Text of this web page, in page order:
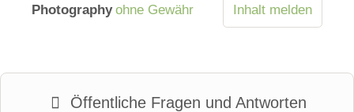
Photography ohne Gewähr Inhalt melden
Öffentliche Fragen und Antworten